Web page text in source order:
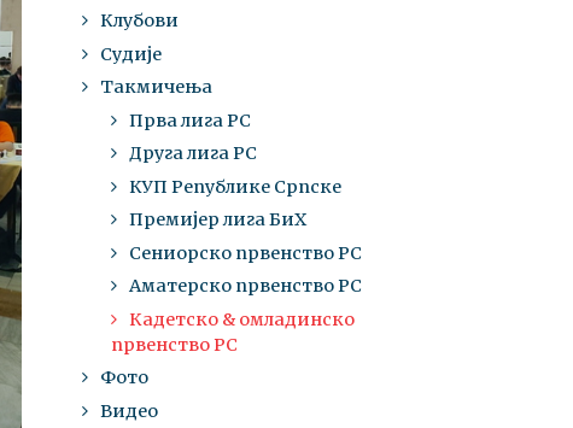
Клубови
Судије
Такмичења
Прва лига РС
Друга лига РС
КУП Републике Српске
Премијер лига БиХ
Сениорско првенство РС
Аматерско првенство РС
Кадетско & омладинско
првенство РС
Фото
Видео